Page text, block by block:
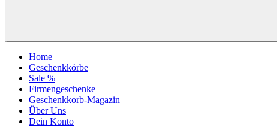
Home
Geschenkkörbe
Sale %
Firmengeschenke
Geschenkkorb-Magazin
Über Uns
Dein Konto